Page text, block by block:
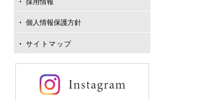
個人情報保護方針
サイトマップ